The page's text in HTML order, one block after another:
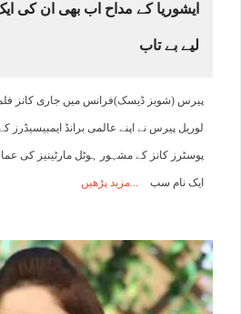
ایشوریا کے مداح اب بھی ان کی
لیے بے تاب
لوریل پیرس نے اپنے عالمی برانڈ ایمبیسیڈرز
پوسٹرز کانز کے مشہور ہوٹل مارٹینیز کی
ایک نام سب مزید پڑھیں